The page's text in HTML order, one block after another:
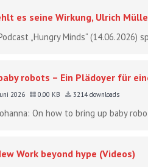
es seine Wirkung, Ulrich
„Hungry Minds“ (14.06.2026)
robots – Ein Plädoyer für
2026 0.00 KB 3214 downloads
On how to bring up baby
Work beyond hype (Videos)